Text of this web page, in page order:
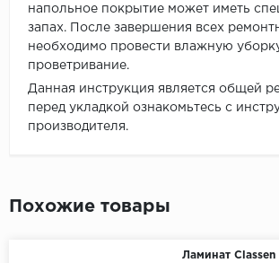
напольное покрытие может иметь
запах. После завершения всех
необходимо провести влажную
проветривание.
Данная инструкция является общей
перед укладкой ознакомьтесь с
производителя.
Похожие товары
Ламинат Classen